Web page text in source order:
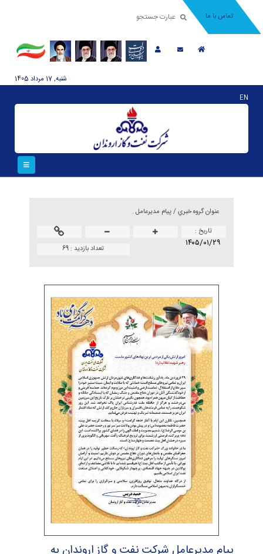
تماس با ما
شنبه, 17 مرداد 1405
EN
عنوان گروه خبري /پیام مدیرعامل .
تاريخ :
۱۴۰۵/۰۱/۲۹ تعداد بازدید : 69